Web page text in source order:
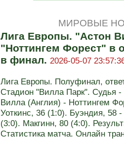
МИРОВЫЕ
Лига Европы. "Астон
"Ноттингем Форест" в
в финал. 2026-05-07
Лига Европы. Полуфинал,
Стадион "Вилла Парк". Судья
Вилла (Англия) - Ноттингем
Уоткинс, 36 (1:0). Буэндия, 58
(3:0). Макгинн, 80 (4:0).
Статистика матча. Онлайн